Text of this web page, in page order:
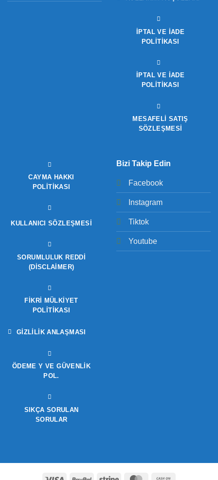
İPTAL VE İADE
POLITIKASI
İPTAL VE İADE
POLITIKASI
MESAFELİ SATIŞ
SÖZLEŞMESİ
CAYMA HAKKI
POLITIKASI
KULLANICI SÖZLEŞMESI
SORUMLULUK REDDI
(DISCLAIMER)
FIKRI MÜLKIYET
POLITIKASI
GIZLILIK ANLAŞMASI
ÖDEME Y VE GÜVENLIK
POL.
SIKÇA SORULAN
SORULAR
Bizi Takip Edin
Facebook
Instagram
Tiktok
Youtube